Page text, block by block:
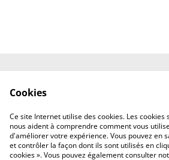
Conditions
Cookies
Cookies
Ce site Internet utilise des cookies. Les
nous aident à comprendre comment vous
d'améliorer votre expérience. Vous pouvez en
et contrôler la façon dont ils sont utilisés en
cookies ». Vous pouvez également consulter